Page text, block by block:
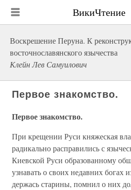
ВикиЧтение
Воскрешение Перуна. К
восточнославянского язычества
Клейн Лев Самуилович
Первое знакомство.
Первое знакомство.
При крещении Руси княжеская
радикально расправились с
Киевской Руси образованному
узнавать о своих недавних богах
держась старины, помнил о них